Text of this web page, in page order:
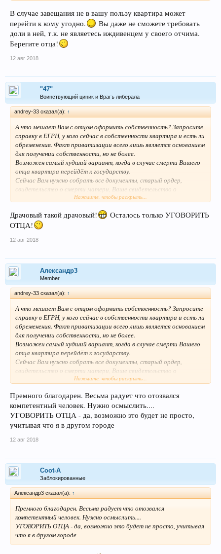
В случае завещания не в вашу пользу квартира может
перейти к кому угодно.
Вы даже не сможете требовать
доли в ней, т.к. не являетесь иждивенцем у своего отчима.
Берегите отца!
12 авг 2018
"47"
Воинствующий циник и Врагъ либерала
andrey-33 сказал(а): ↑
А что мешает Вам с отцом оформить собственность? Запросите
справку в ЕГРН, у кого сейчас в собственности квартира и есть ли
обременения. Факт приватизации всего лишь является основанием
для получении собственности, но не более.
Возможен самый худший вариант, когда в случае смерти Вашего
отца квартира перейдёт к государству.
Сейчас Вам нужно собрать все документы, старый ордер,
свидетельство о смерти матери, Ваше свидетельство о
рождении, все дрокументы о приватизации и нотариально их
Далее, с нотариально заверенными документами, паспортамиВы
с отцом едете в МФЦ и подаёте заявление в Росреестр на
собственность на Вас, а не на отца.
недвижимость обретённая в собственность Вами или Вашей
супругой до или во время брака является неотъемлемой
собственностью того, в чью собственность недвижимость была
получена (это на всякий случай).
Возможно Росреестр дополнительно затребует у Вас какие-то
иные архивные документы.
Нажмите, чтобы раскрыть...
Драчовый такой драчовый!
Осталось только УГОВОРИТЬ
ОТЦА!
12 авг 2018
Александр3
Member
andrey-33 сказал(а): ↑
А что мешает Вам с отцом оформить собственность? Запросите
справку в ЕГРН, у кого сейчас в собственности квартира и есть ли
обременения. Факт приватизации всего лишь является основанием
для получении собственности, но не более.
Возможен самый худший вариант, когда в случае смерти Вашего
отца квартира перейдёт к государству.
Сейчас Вам нужно собрать все документы, старый ордер,
свидетельство о смерти матери, Ваше свидетельство о
рождении, все дрокументы о приватизации и нотариально их
Далее, с нотариально заверенными документами, паспортами Вы с
отцом едете в МФЦ и подаёте заявление в Росреестр на
оформление права собственности. Рекомендую оформлять
собственность на Вас, а не на отца. А также советую, если Вы
недвижимость обретённая в собственность Вами или Вашей
собственностью того, в чью собственность недвижимость была
получена (это на всякий случай).
Возможно Росреестр дополнительно затребует у Вас какие-то
иные архивные документы.
Нажмите, чтобы раскрыть...
Премного благодарен. Весьма радует что отозвался
компетентный человек. Нужно осмыслить....
УГОВОРИТЬ ОТЦА - да, возможно это будет не просто,
учитывая что я в другом городе
12 авг 2018
Coot-A
Заблокированные
Александр3 сказал(а): ↑
Премного благодарен. Весьма радует что отозвался
компетентный человек. Нужно осмыслить....
УГОВОРИТЬ ОТЦА - да, возможно это будет не просто, учитывая
что я в другом городе